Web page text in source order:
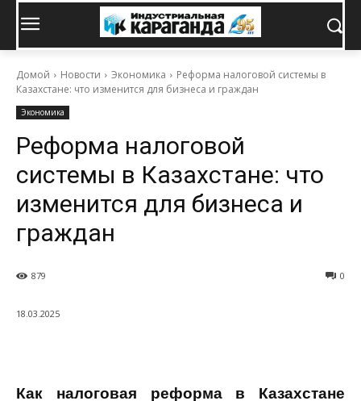
Домой Новости Экономика
Реформа налоговой системы в
Казахстане: что изменится для бизнеса и граждан
Экономика
Реформа налоговой
системы в Казахстане: что
изменится для бизнеса и
граждан
0
879
18.03.2025
Как налоговая реформа в Казахстане